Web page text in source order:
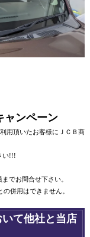
ャンペーン
用頂いたお客様にＪＣＢ商
い!!!
までお問合せ下さい。
併用はできません。
て他社と当店